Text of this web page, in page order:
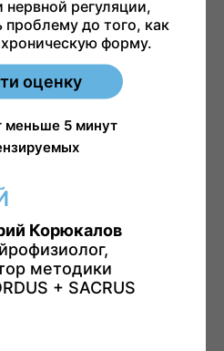
нервной регуляции,
проблему до того, как
форму.
оценку
меньше 5 минут
Корюкалов
методики
+ SACRUS